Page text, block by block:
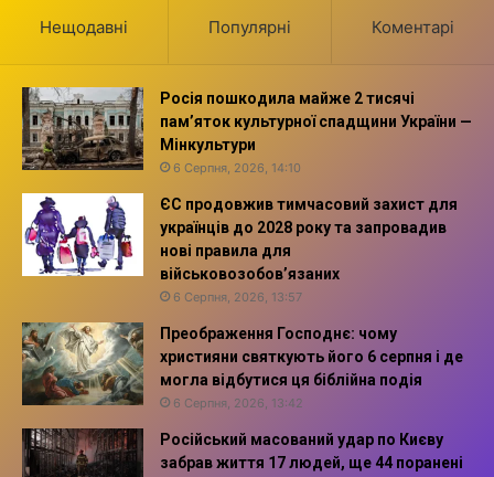
Нещодавні Популярні Коментарі
Росія пошкодила майже 2 тисячі
пам’яток культурної спадщини України —
Мінкультури
6 Серпня, 2026, 14:10
ЄС продовжив тимчасовий захист для
українців до 2028 року та запровадив
нові правила для
військовозобов’язаних
6 Серпня, 2026, 13:57
Преображення Господнє: чому
християни святкують його 6 серпня і де
могла відбутися ця біблійна подія
6 Серпня, 2026, 13:42
Російський масований удар по Києву
забрав життя 17 людей, ще 44 поранені